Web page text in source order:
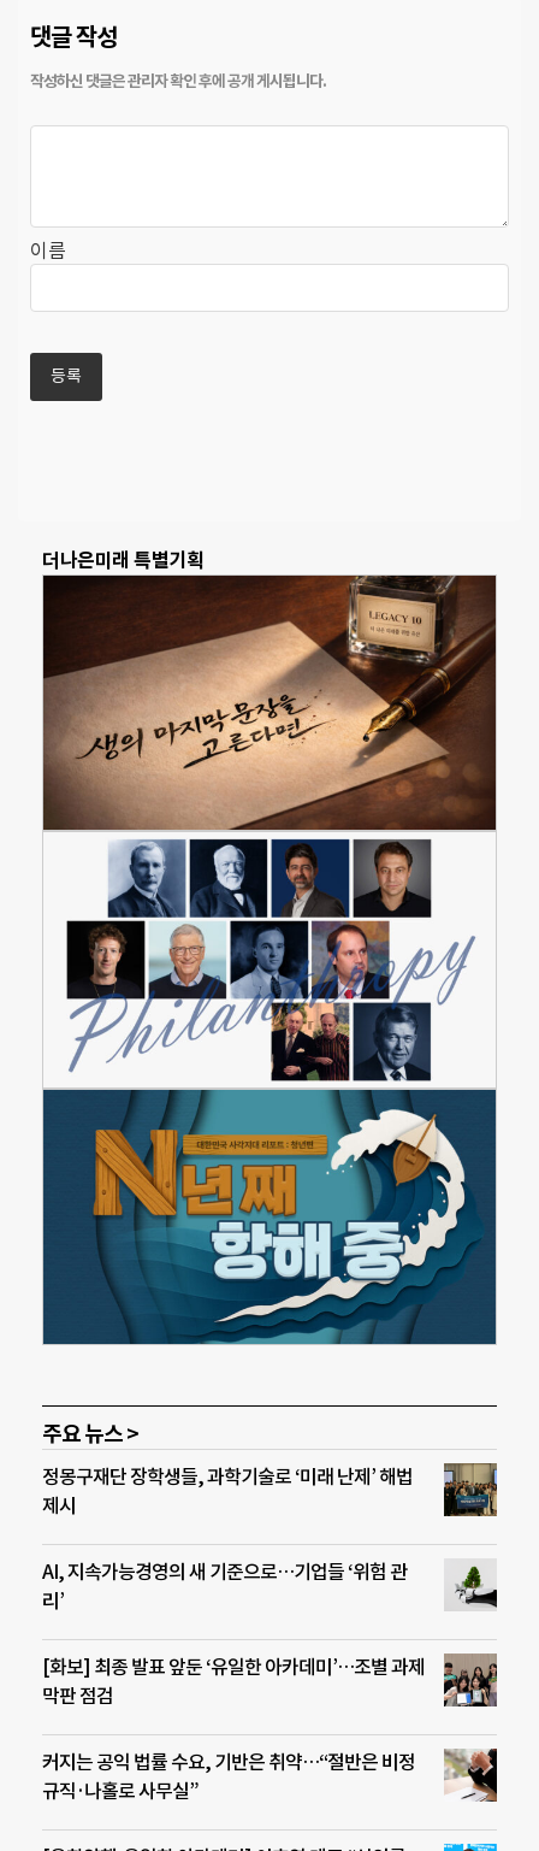
댓글 작성
이름
더나은미래 특별기획
주요 뉴스 >
정몽구재단 장학생들, 과학기술로 ‘미래 난제’ 해법
제시
AI, 지속가능경영의 새 기준으로…기업들 ‘위험 관
리’
[화보] 최종 발표 앞둔 ‘유일한 아카데미’…조별 과제
막판 점검
커지는 공익 법률 수요, 기반은 취약…“절반은 비정
규직·나홀로 사무실”